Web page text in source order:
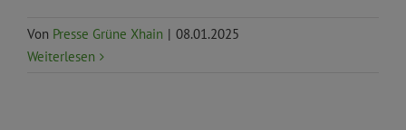
Von Presse Grüne Xhain | 08.01.2025
Weiterlesen